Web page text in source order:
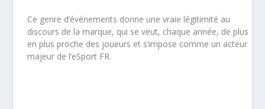
Ce genre d’événements donne une vraie légitimité au
discours de la marque, qui se veut, chaque année, de plus
en plus proche des joueurs et s’impose comme un acteur
majeur de l’eSport FR.